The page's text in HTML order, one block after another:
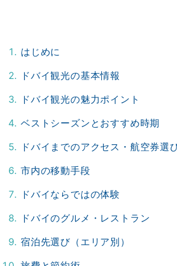
はじめに
ドバイ観光の基本情報
ドバイ観光の魅力ポイント
ベストシーズンとおすすめ時期
ドバイまでのアクセス・航空券選
市内の移動手段
ドバイならではの体験
ドバイのグルメ・レストラン
宿泊先選び（エリア別）